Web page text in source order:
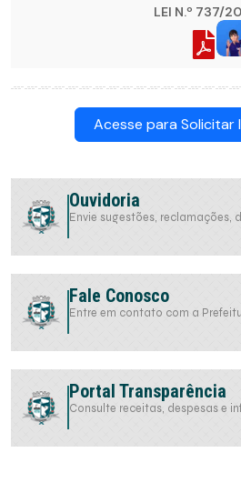
LEI N.º 737/
Acesse para Solicitar
Ouvidoria
Envie sugestões, reclamações,
Fale Conosco
Entre em contato com a
Portal Transparência
Consulte receitas, despesas e